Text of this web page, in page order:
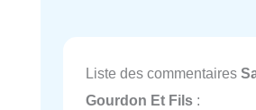
Liste des commentaires
Gourdon Et Fils :